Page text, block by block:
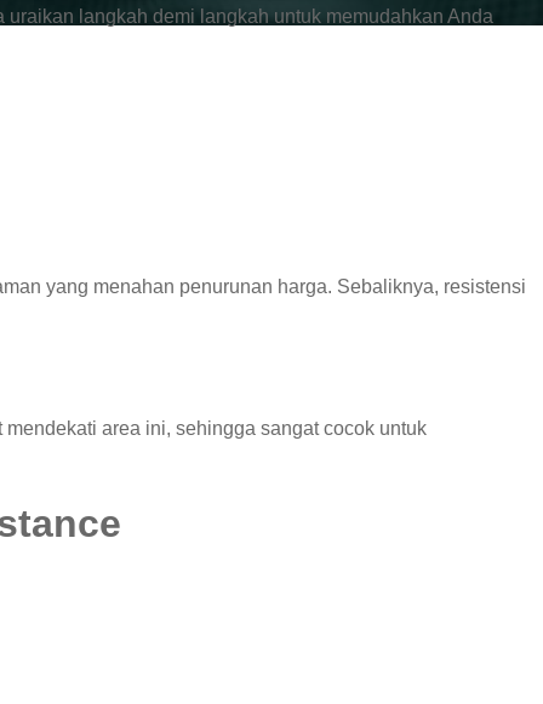
langkah demi langkah untuk memudahkan Anda
yang menahan penurunan harga. Sebaliknya, resistensi
area ini, sehingga sangat cocok untuk